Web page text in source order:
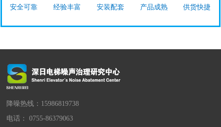
安全可靠 经验丰富 安装配套 产品成熟 供货快捷
降噪热线：15986819738
电话： 0755-86379063